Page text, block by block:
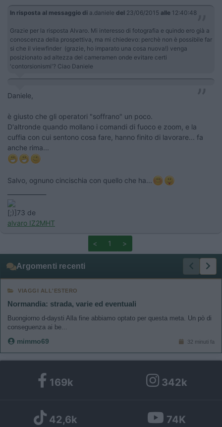
In risposta al messaggio di a.daniele del 23/06/2015 alle 12:40:48
Grazie per la risposta Alvaro. Mi interesso di fotografia e quindo ero già a
conoscenza della prospettiva, ma mi chiedevo: perchè non è possibile far
si che il viewfinder (grazie, ho imparato una cosa nuova!) venga
posizionato ad altezza del cameramen onde evitare certi
'contorsionismi'? Ciao Daniele
Daniele,
è giusto che gli operatori "soffrano" un poco.
D'altronde quando mollano i comandi di fuoco e zoom, e la
cuffia con cui sentono cosa fare, hanno finito di lavorare... fa
anche rima...
Salvo, ognuno cincischia con quello che ha...
[;)]73 de
alvaro IZ2MHT
< 1 >
Argomenti recenti
VIAGGI ALL'ESTERO
Normandia: strada, varie ed eventuali
Buongiorno d-daysti Alla fine abbiamo optato per questa meta. Un pò di
conseguenza ai be...
mimmo69 32 minuti fa
169k 342k
42,6k 74K